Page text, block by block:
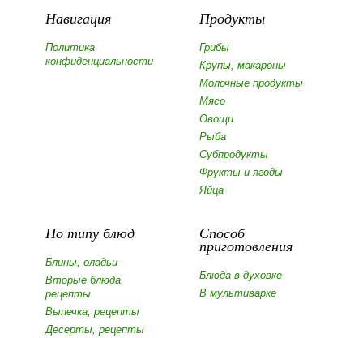
Навигация
Политика
конфиденциальности
Продукты
Грибы
Крупы, макароны
Молочные продукты
Мясо
Овощи
Рыба
Субпродукты
Фрукты и ягоды
Яйца
По типу блюд
Блины, оладьи
Вторые блюда,
рецепты
Выпечка, рецепты
Десерты, рецепты
Способ
приготовления
Блюда в духовке
В мультиварке